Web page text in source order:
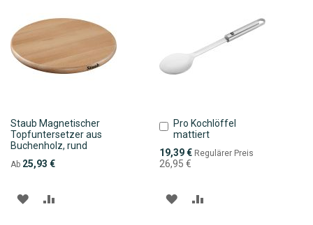
Staub Magnetischer
Topfuntersetzer aus
Buchenholz, rund
Ab 25,93 €
ZUR
Pro Kochlöffel
mattiert
Sonderpreis
19,39 € Regulärer Preis
26,95 €
In
den
Warenkorb
ZUR